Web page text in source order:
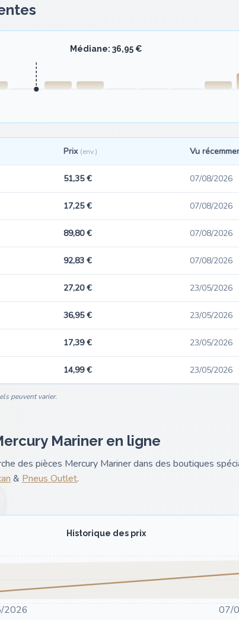
Médiane: 36,95 €
Prix (env.) Vu
51,35 € 07/08/2026
17,25 € 07/08/2026
89,80 € 07/08/2026
92,83 € 07/08/2026
27,20 € 23/05/2026
36,95 € 23/05/2026
17,39 € 23/05/2026
14,99 € 23/05/2026
peuvent varier.
Mariner en ligne
des pièces Mercury Mariner dans des boutiques
& Pneus Outlet.
Historique des prix
2026 07/